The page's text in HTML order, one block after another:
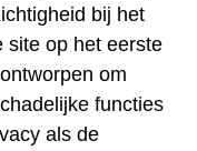
bij het
site op het eerste
om
functies
als de